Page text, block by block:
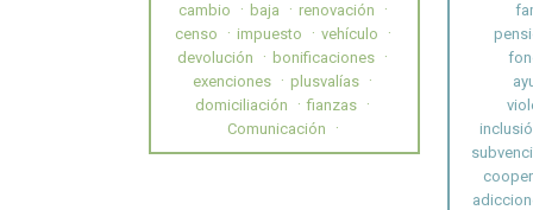
cambio
baja
renovación
censo
impuesto
vehículo
devolución
bonificaciones
exenciones
plusvalías
domiciliación
fianzas
Comunicación